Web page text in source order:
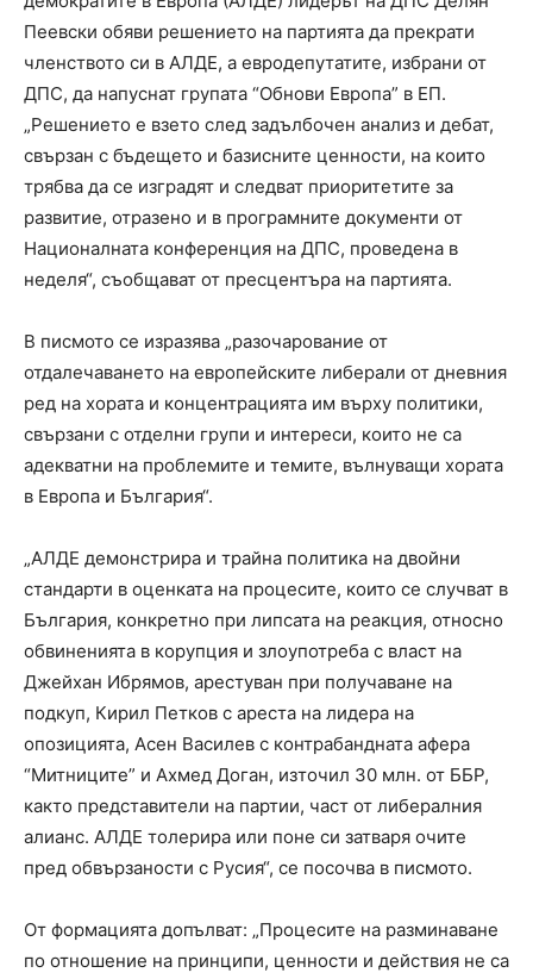
Пеевски обяви решението на партията да прекрати
членството си в АЛДЕ, а евродепутатите, избрани от
ДПС, да напуснат групата “Обнови Европа” в ЕП.
„Решението е взето след задълбочен анализ и дебат,
свързан с бъдещето и базисните ценности, на които
трябва да се изградят и следват приоритетите за
развитие, отразено и в програмните документи от
Националната конференция на ДПС, проведена в
неделя“, съобщават от пресцентъра на партията.
В писмото се изразява „разочарование от
отдалечаването на европейските либерали от дневния
ред на хората и концентрацията им върху политики,
свързани с отделни групи и интереси, които не са
адекватни на проблемите и темите, вълнуващи хората
в Европа и България“.
„АЛДЕ демонстрира и трайна политика на двойни
стандарти в оценката на процесите, които се случват в
България, конкретно при липсата на реакция, относно
обвиненията в корупция и злоупотреба с власт на
Джейхан Ибрямов, арестуван при получаване на
подкуп, Кирил Петков с ареста на лидера на
опозицията, Асен Василев с контрабандната афера
“Митниците” и Ахмед Доган, източил 30 млн. от ББР,
както представители на партии, част от либералния
алианс. АЛДЕ толерира или поне си затваря очите
пред обвързаности с Русия“, се посочва в писмото.
От формацията допълват: „Процесите на разминаване
по отношение на принципи, ценности и действия не са